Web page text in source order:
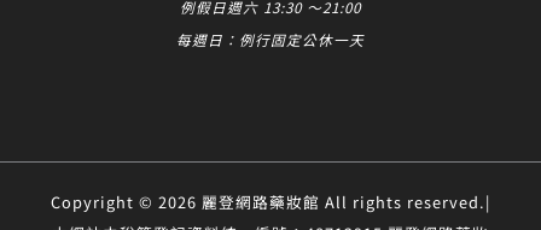
例假日週六 13:30 ～21:00
每週日：例行固定公休一天
Copyright © 2026 麗登網路藥妝館 All rights reserved.|